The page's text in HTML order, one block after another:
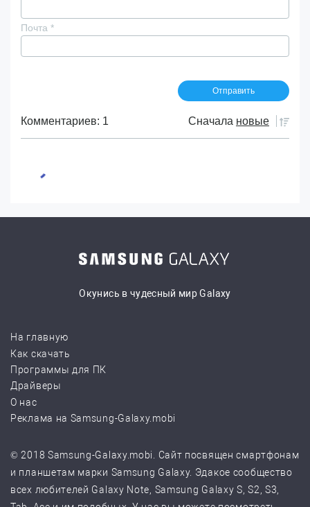
Почта *
Комментариев: 1 Сначала новые
Окунись в чудесный мир Galaxy
На главную
Как скачать
Программы для ПК
Драйверы
О нас
Реклама на Samsung-Galaxy.mobi
© 2018 Samsung-Galaxy.mobi. Сайт посвящен смартфонам
и планшетам марки Samsung Galaxy. Эдакое сообщество
всех любителей Galaxy Note, Samsung Galaxy S, S2, S3,